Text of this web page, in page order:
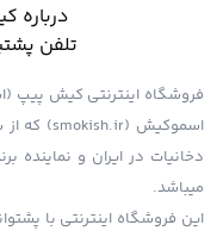
تلفن
فروشگاه اینترنتی کیش پیپ
دخانیات در ایران و
میباشد.
این فروشگاه اینترنتی با